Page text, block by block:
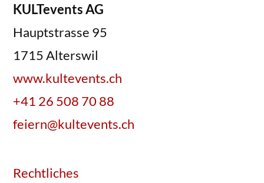
KULTevents AG
Hauptstrasse 95
1715 Alterswil
www.kultevents.ch
+41 26 508 70 88
feiern@kultevents.ch
Rechtliches